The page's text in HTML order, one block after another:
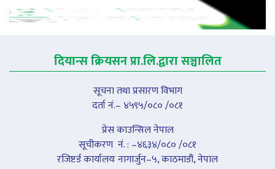
दियान्स क्रियसन प्रा.लि.द्वारा सञ्चालित
सूचना तथा प्रसारण विभाग
दर्ता नं.– ४५९५/०८० /०८१
प्रेस काउन्सिल नेपाल
सूचीकरण नंं. : –४६३४/०८० /०८१
रजिष्टर्ड कार्यालयः नागार्जुन–५, काठमाडौं, नेपाल